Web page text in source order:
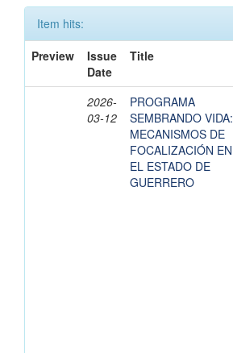
Item hits:
Preview
Issue
Date
Title
2026-
03-12
PROGRAMA
SEMBRANDO VIDA:
MECANISMOS DE
FOCALIZACIÓN EN
EL ESTADO DE
GUERRERO